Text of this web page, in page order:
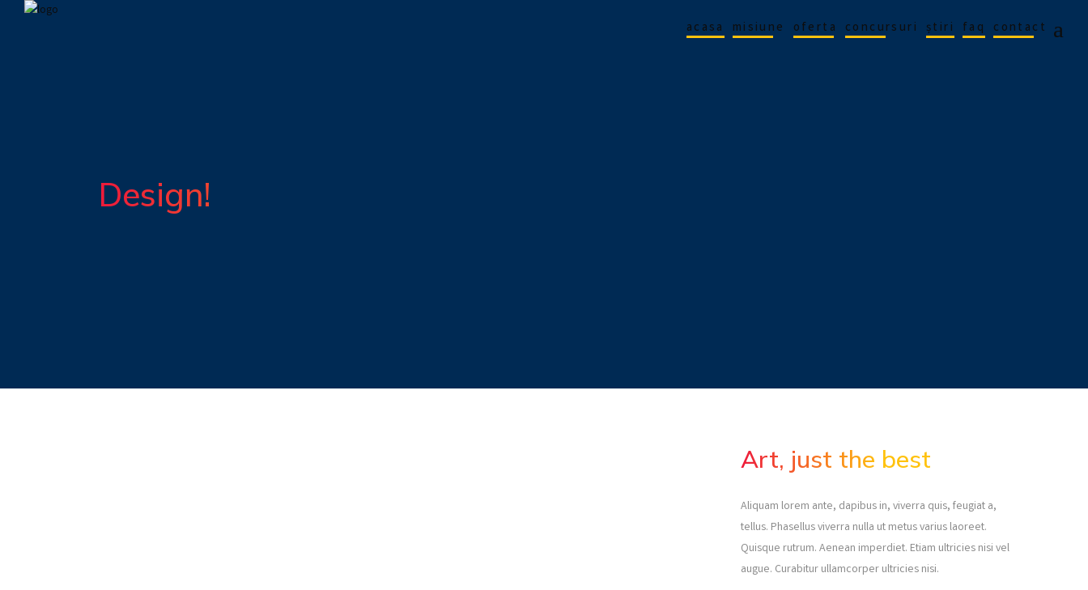
acasa misiune oferta concursuri știri faq contact
Design!
Art, just the best
Aliquam lorem ante, dapibus in, viverra quis, feugiat a,
tellus. Phasellus viverra nulla ut metus varius laoreet.
Quisque rutrum. Aenean imperdiet. Etiam ultricies nisi vel
augue. Curabitur ullamcorper ultricies nisi.